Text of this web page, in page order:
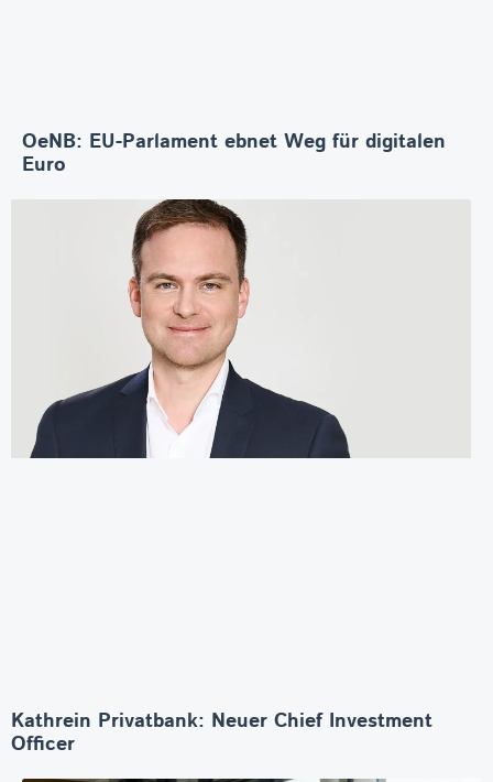
OeNB: EU-Parlament ebnet Weg für digitalen
Euro
Kathrein Privatbank: Neuer Chief Investment
Officer